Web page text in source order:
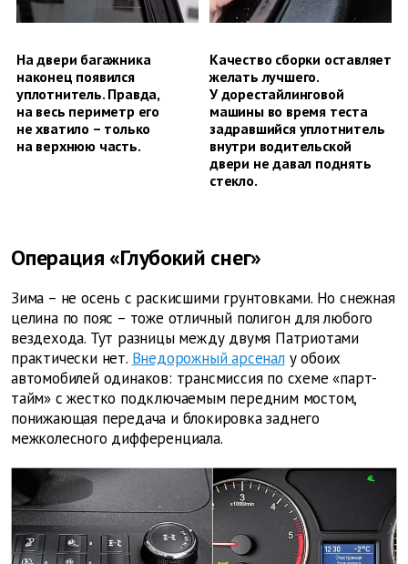
На двери багажника
наконец появился
уплотнитель. Правда,
на весь периметр его
не хватило – только
на верхнюю часть.
Качество сборки оставляет
желать лучшего.
У дорестайлинговой
машины во время теста
задравшийся уплотнитель
внутри водительской
двери не давал поднять
стекло.
Операция «Глубокий снег»
Зима – не осень с раскисшими грунтовками. Но снежная
целина по пояс – тоже отличный полигон для любого
вездехода. Тут разницы между двумя Патриотами
практически нет. Внедорожный арсеналу обоих
автомобилей одинаков: трансмиссия по схеме «парт-
тайм» с жестко подключаемым передним мостом,
понижающая передача и блокировка заднего
межколесного дифференциала.